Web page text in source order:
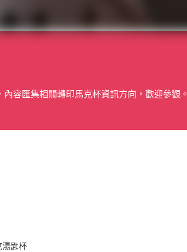
容匯集相關轉印馬克杯資訊方向，歡迎參觀。
湯匙杯